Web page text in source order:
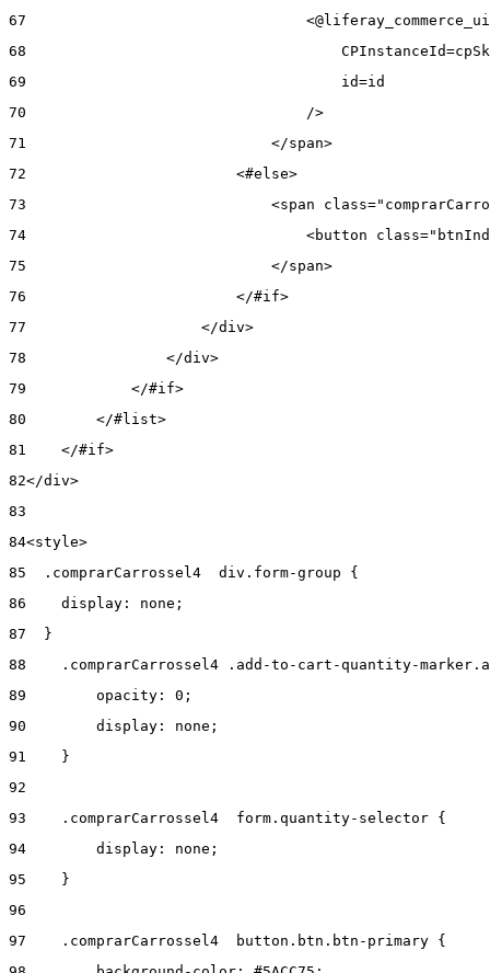
67
68
69
                                    id=id
70
                                />
71
                            </span>
72
                        <#else>
73
<span
74
<button
75
                            </span>
76
                        </#if>
77
                    </div>
78
                </div>
79
            </#if>
80
        </#list>
81
    </#if>
82</div>
83
84<style>
85
  .comprarCarrossel4  div.form-group {
86
    display: none;
87
  }
88
.comprarCarrossel4 .add-to-cart-quantity-
89
        opacity: 0;
90
        display: none;
91
    }
92
93
    .comprarCarrossel4  form.quantity-selector {
94
        display: none;
95
    }
96
97
    .comprarCarrossel4  button.btn.btn-primary {